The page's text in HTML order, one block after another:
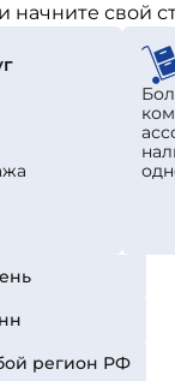
начните свой
регион РФ